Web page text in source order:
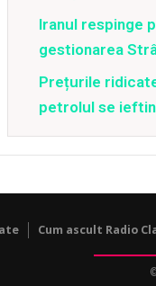
Iranul respinge
gestionarea
Prețurile
petrolul se
Cum ascult Radio